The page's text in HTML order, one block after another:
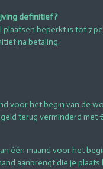
definitief ?
plaatsen beperkt is tot 7
na betaling.
voor het begin van de
terug verminderd met
één maand voor het
aanbrengt die je plaats